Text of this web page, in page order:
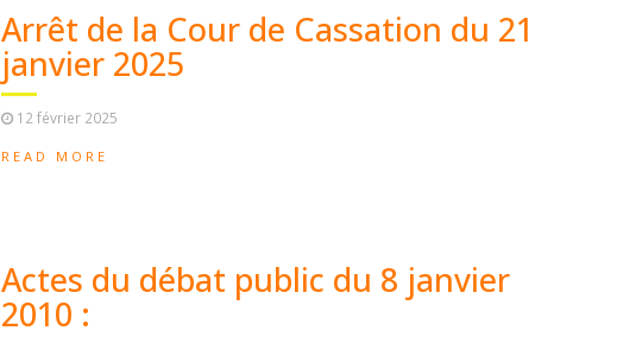
Arrêt de la Cour de Cassation du 21
janvier 2025
12 février 2025
READ MORE
Actes du débat public du 8 janvier
2010 :